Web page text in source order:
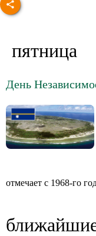
пятница
День
отмечает с 1968-го